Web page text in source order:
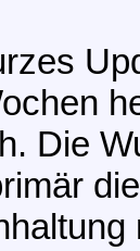
Die